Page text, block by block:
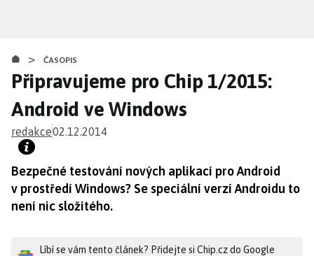
obsahu
> ČASOPIS
Připravujeme pro Chip 1/2015:
Android ve Windows
redakce02.12.2014
Bezpečné testování nových aplikací pro Android
v prostředí Windows? Se speciální verzí Androidu to
není nic složitého.
Líbí se vám tento článek? Přidejte si Chip.cz do Google